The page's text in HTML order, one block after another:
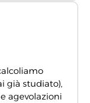
già studiato),
agevolazioni